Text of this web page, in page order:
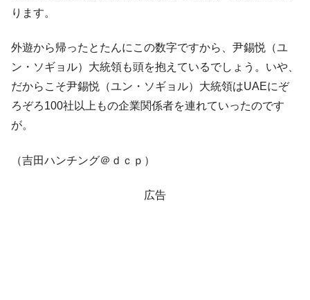
他人事のような発言。
『Money1』
韓国半導体『SKハイニックス』2026年2Qの
業績「史上最高益」当期純利益は前年同期比13.4倍に。
『Money1』
韓国･加徳島新国際空港「またも暗礁」の危
Fact1
Fact1
夏の甲子園、優勝校を最も多く輩出している都道
今話題の「楽天ライオンズ」とは？
ります。
外遊から帰ったとたんにこの数字ですから、尹錫悦（ユ
ン・ソギョル）大統領も頭を抱えているでしょう。いや、
だからこそ尹錫悦（ユン・ソギョル）大統領はUAEにぞ
ろぞろ100社以上もの企業関係者を連れていったのです
が。
（吉田ハンチング＠ｄｃｐ）
広告